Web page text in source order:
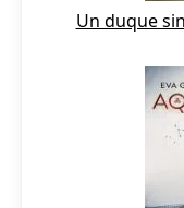
Un duque